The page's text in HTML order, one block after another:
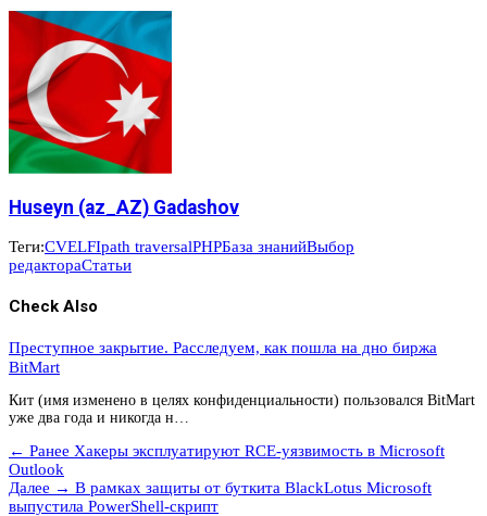
Huseyn (az_AZ) Gadashov
Теги:CVELFIpath traversalPHPБаза знанийВыбор
редактораСтатьи
Check Also
Преступное закрытие. Расследуем, как пошла на дно биржа
BitMart
Кит (имя изменено в целях конфиденциальности) пользовался BitMart
уже два года и никогда н…
← Ранее Хакеры эксплуатируют RCE-уязвимость в Microsoft
Outlook
Далее → В рамках защиты от буткита BlackLotus Microsoft
выпустила PowerShell-скрипт